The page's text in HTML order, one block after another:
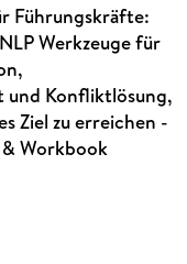
Führungskräfte:
Werkzeuge für
und Konfliktlösung,
Ziel zu erreichen -
Workbook